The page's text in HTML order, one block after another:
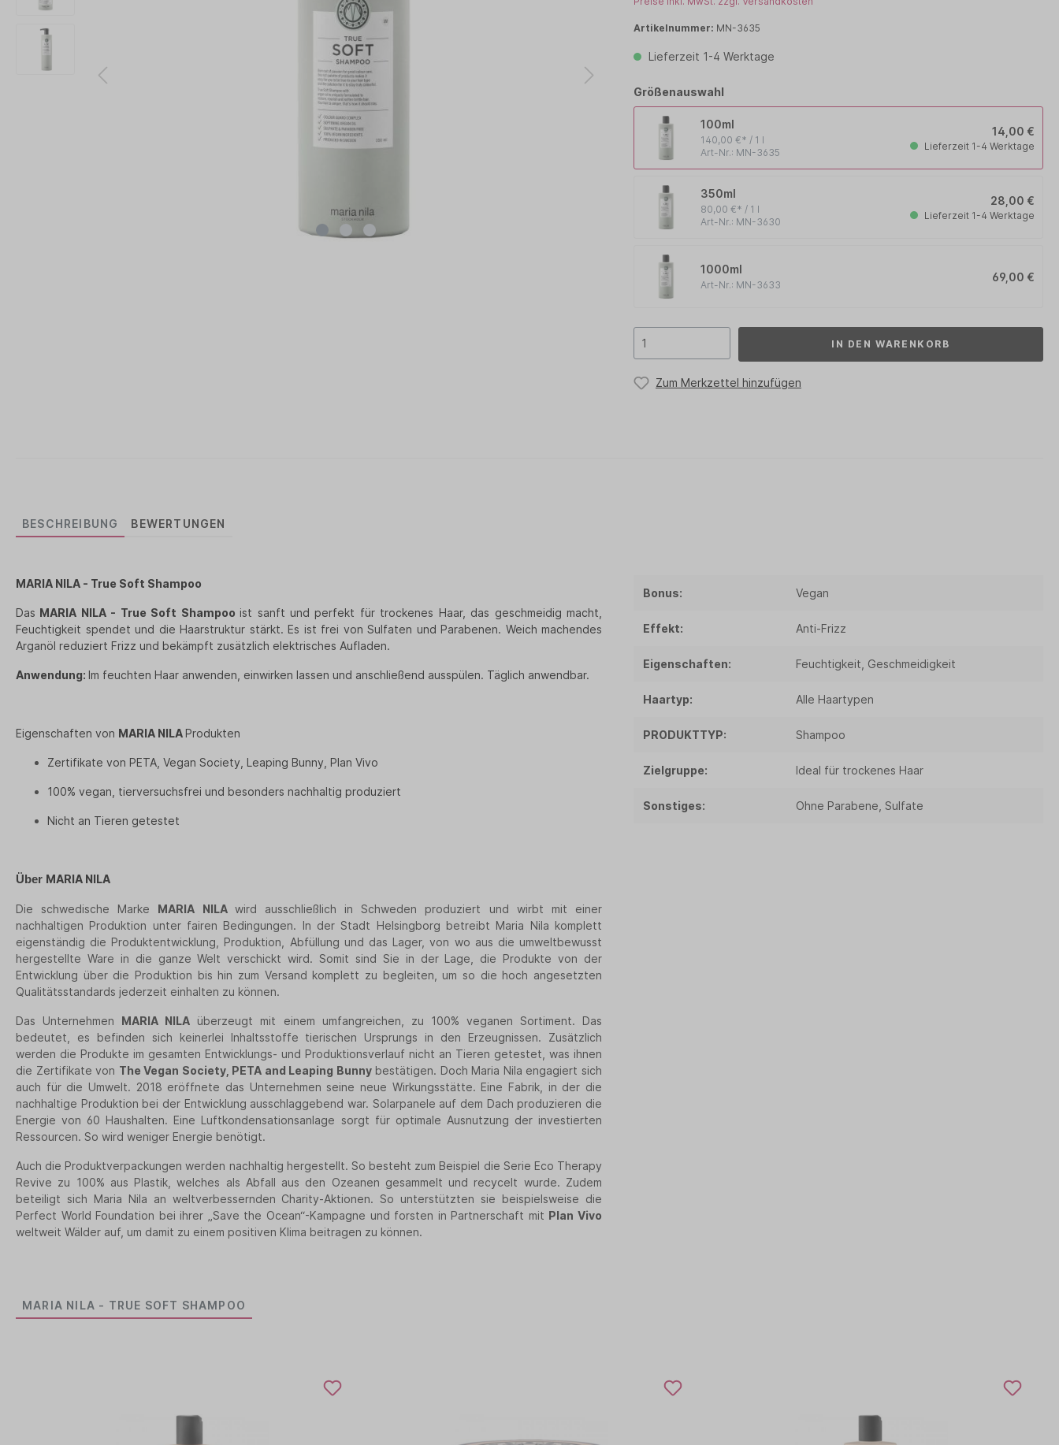
PAUL MITCHELL PAUL MITCHELL PET
PHYTOCOLOR
TANGLE TEEZER
Artikelnummer: MN-3635
Lieferzeit 1-4 Werktage
Größenauswahl
100ml
140,00 €* / 1 l
Art-Nr.: MN-3635
14,00 €
Lieferzeit 1-4 Werktage
350ml
80,00 €* / 1 l
Art-Nr.: MN-3630
28,00 €
Lieferzeit 1-4 Werktage
1000ml
Art-Nr.: MN-3633
69,00 €
IN DEN WARENKORB
Zum Merkzettel hinzufügen
BESCHREIBUNG BEWERTUNGEN
MARIA NILA - True Soft Shampoo
Das MARIA NILA - True Soft Shampoo ist sanft und perfekt für trockenes Haar, das geschmeidig macht,
Feuchtigkeit spendet und die Haarstruktur stärkt. Es ist frei von Sulfaten und Parabenen. Weich machendes
Arganöl reduziert Frizz und bekämpft zusätzlich elektrisches Aufladen.
Anwendung: Im feuchten Haar anwenden, einwirken lassen und anschließend ausspülen. Täglich anwendbar.
Eigenschaften von MARIA NILA Produkten
Zertifikate von PETA, Vegan Society, Leaping Bunny, Plan Vivo
100% vegan, tierversuchsfrei und besonders nachhaltig produziert
Nicht an Tieren getestet
Über MARIA NILA
Die schwedische Marke MARIA NILA wird ausschließlich in Schweden produziert und wirbt mit einer
nachhaltigen Produktion unter fairen Bedingungen. In der Stadt Helsingborg betreibt Maria Nila komplett
eigenständig die Produktentwicklung, Produktion, Abfüllung und das Lager, von wo aus die umweltbewusst
hergestellte Ware in die ganze Welt verschickt wird. Somit sind Sie in der Lage, die Produkte von der
Entwicklung über die Produktion bis hin zum Versand komplett zu begleiten, um so die hoch angesetzten
Qualitätsstandards jederzeit einhalten zu können.
Das Unternehmen MARIA NILA überzeugt mit einem umfangreichen, zu 100% veganen Sortiment. Das
bedeutet, es befinden sich keinerlei Inhaltsstoffe tierischen Ursprungs in den Erzeugnissen. Zusätzlich
werden die Produkte im gesamten Entwicklungs- und Produktionsverlauf nicht an Tieren getestet, was ihnen
die Zertifikate von The Vegan Society, PETA and Leaping Bunnybestätigen. Doch Maria Nila engagiert sich
auch für die Umwelt. 2018 eröffnete das Unternehmen seine neue Wirkungsstätte. Eine Fabrik, in der die
nachhaltige Produktion bei der Entwicklung ausschlaggebend war. Solarpanele auf dem Dach produzieren die
Energie von 60 Haushalten. Eine Luftkondensationsanlage sorgt für optimale Ausnutzung der investierten
Ressourcen. So wird weniger Energie benötigt.
Auch die Produktverpackungen werden nachhaltig hergestellt. So besteht zum Beispiel die Serie Eco Therapy
Revive zu 100% aus Plastik, welches als Abfall aus den Ozeanen gesammelt und recycelt wurde. Zudem
beteiligt sich Maria Nila an weltverbessernden Charity-Aktionen. So unterstützten sie beispielsweise die
Perfect World Foundation bei ihrer „Save the Ocean“-Kampagne und forsten in Partnerschaft mit Plan Vivo
weltweit Wälder auf, um damit zu einem positiven Klima beitragen zu können.
Bonus: Vegan
Effekt: Anti-Frizz
Eigenschaften: Feuchtigkeit, Geschmeidigkeit
Haartyp: Alle Haartypen
PRODUKTTYP: Shampoo
Zielgruppe: Ideal für trockenes Haar
Sonstiges: Ohne Parabene, Sulfate
MARIA NILA - TRUE SOFT SHAMPOO